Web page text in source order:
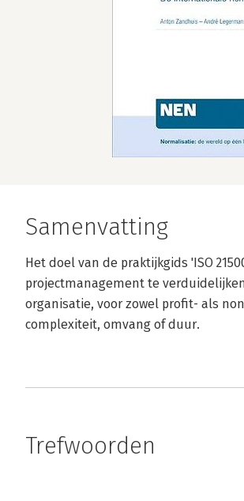
Samenvatting
Het doel van de praktijkgids 'ISO
projectmanagement te
organisatie, voor zowel profit- als
complexiteit, omvang of duur.
Trefwoorden